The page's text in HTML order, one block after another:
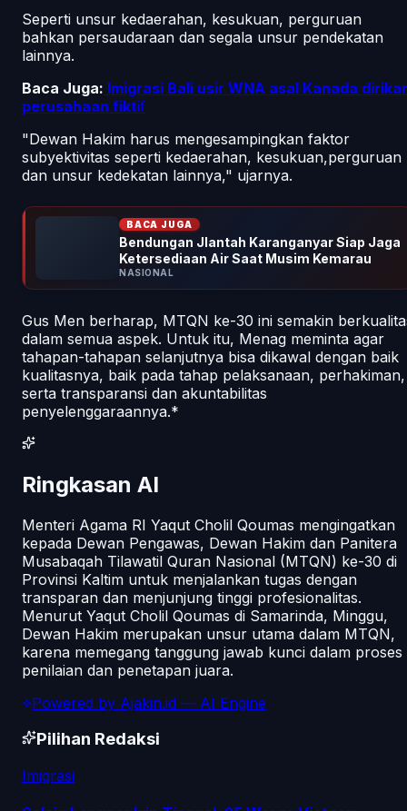
Seperti unsur kedaerahan, kesukuan, perguruan
bahkan persaudaraan dan segala unsur pendekatan
lainnya.
Baca Juga: Imigrasi Bali usir WNA asal Kanada
perusahaan fiktif
"Dewan Hakim harus mengesampingkan faktor
subyektivitas seperti kedaerahan, kesukuan,perguruan
dan unsur kedekatan lainnya," ujarnya.
BACA JUGA
Bendungan Jlantah Karanganyar Siap Jaga
Ketersediaan Air Saat Musim Kemarau
NASIONAL
Gus Men berharap, MTQN ke-30 ini semakin
dalam semua aspek. Untuk itu, Menag meminta agar
tahapan-tahapan selanjutnya bisa dikawal dengan baik
kualitasnya, baik pada tahap pelaksanaan, perhakiman,
serta transparansi dan akuntabilitas
penyelenggaraannya.*
Ringkasan AI
Menteri Agama RI Yaqut Cholil Qoumas mengingatkan
kepada Dewan Pengawas, Dewan Hakim dan Panitera
Musabaqah Tilawatil Quran Nasional (MTQN) ke-30 di
Provinsi Kaltim untuk menjalankan tugas dengan
transparan dan menjunjung tinggi profesionalitas.
Menurut Yaqut Cholil Qoumas di Samarinda, Minggu,
Dewan Hakim merupakan unsur utama dalam MTQN,
karena memegang tanggung jawab kunci dalam proses
penilaian dan penetapan juara.
Powered by Ajakin.id — AI Engine
Pilihan Redaksi
Imigrasi